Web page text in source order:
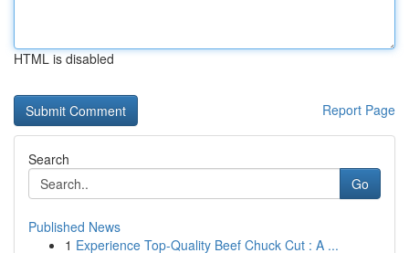
HTML is disabled
Report Page
Search
Go
Published News
1 Experience Top-Quality Beef Chuck Cut : A ...